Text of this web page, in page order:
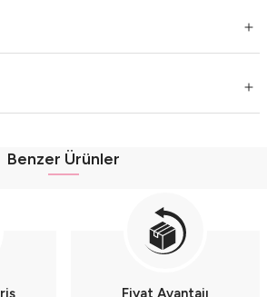
Benzer Ürünler
Renkli Gömlek Seti 2'li Takım (9-12-18 AY) Seri
Fiyat Avantajı